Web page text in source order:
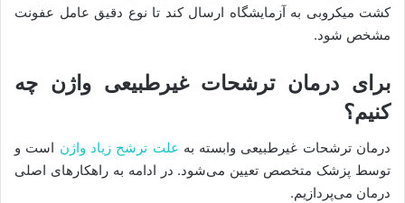
کشت میکروبی به آزمایشگاه ارسال کند تا نوع دقیق عامل عفونت
مشخص شود.
برای درمان ترشحات غیرطبیعی واژن چه
کنیم؟
درمان ترشحات غیرطبیعی وابسته به‌ علت ترشح زیاد واژن است و
توسط پزشک متخصص تعیین می‌شود. در ادامه به راهکارهای اصلی
درمان می‌پردازیم.